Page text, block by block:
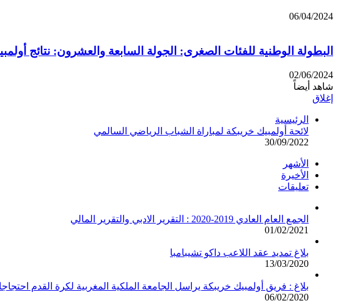
06/04/2024
البطولة الوطنية للفئات الصغرى: الجولة السابعة والعشرون: نتائج
02/06/2024
شاهد أيضاً
إغلاق
الرئيسية
لائحة أولمبيك خريبكة لمباراة الشباب الرياضي السالمي
30/09/2022
الأشهر
الأخيرة
تعليقات
الجمع العام العادي 2019-2020 : التقرير الادبي والتقرير المالي
01/02/2021
بلاغ تمديد عقد اللاعب داكو تشيبامبا
13/03/2020
بلاغ : فريق أولمبيك خريبكة يراسل الجامعة الملكية المغربية لكرة القدم
06/02/2020